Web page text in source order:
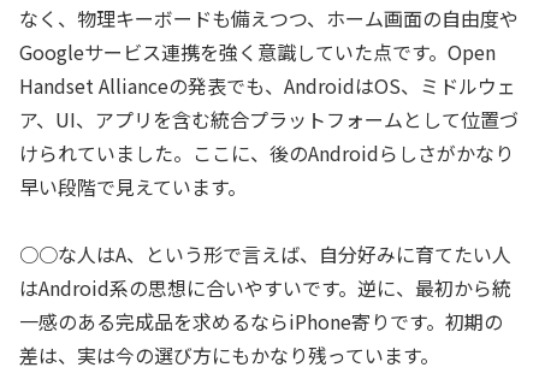
なく、物理キーボードも備えつつ、ホーム画面の自由度や
Googleサービス連携を強く意識していた点です。Open
Handset Allianceの発表でも、AndroidはOS、ミドルウェ
ア、UI、アプリを含む統合プラットフォームとして位置づ
けられていました。ここに、後のAndroidらしさがかなり
早い段階で見えています。
○○な人はA、という形で言えば、自分好みに育てたい人
はAndroid系の思想に合いやすいです。逆に、最初から統
一感のある完成品を求めるならiPhone寄りです。初期の
差は、実は今の選び方にもかなり残っています。